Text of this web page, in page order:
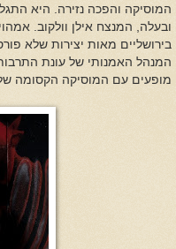
המוסיקה והפכה נזירה. היא
ובעלה, המנצח אילן וולקוב.
בירושליים מאות יצירות שלא
המנהל האמנותי של עונת
מופעים עם המוסיקה הקסומה